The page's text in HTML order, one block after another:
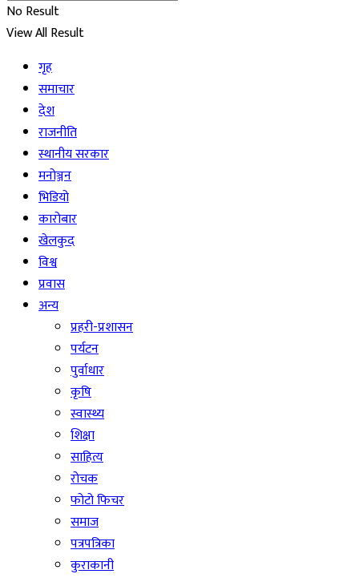
No Result
View All Result
गृह
समाचार
देश
राजनीति
स्थानीय सरकार
मनोञ्जन
भिडियो
कारोबार
खेलकुद
विश्व
प्रवास
अन्य
प्रहरी-प्रशासन
पर्यटन
पुर्वाधार
कृषि
स्वास्थ्य
शिक्षा
साहित्य
रोचक
फोटो फिचर
समाज
पत्रपत्रिका
कुराकानी